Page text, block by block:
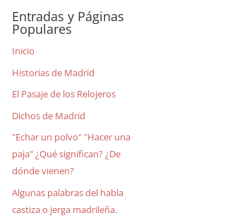
Entradas y Páginas
Populares
Inicio
Historias de Madrid
El Pasaje de los Relojeros
Dichos de Madrid
"Echar un polvo" "Hacer una
paja" ¿Qué significan? ¿De
dónde vienen?
Algunas palabras del habla
castiza o jerga madrileña.